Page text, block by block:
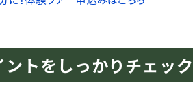
トをしっかりチェッ